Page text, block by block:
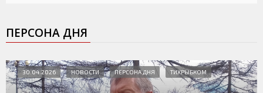
ПЕРСОНА ДНЯ
30.04.2026 НОВОСТИ ПЕРСОНА ДНЯ ТИХРЫБКОМ